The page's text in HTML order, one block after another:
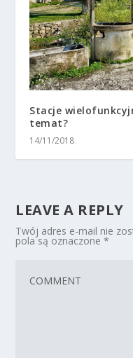
Stacje
temat?
14/11/2018
LEAVE A REPLY
Twój adres e-mail nie
pola są oznaczone*